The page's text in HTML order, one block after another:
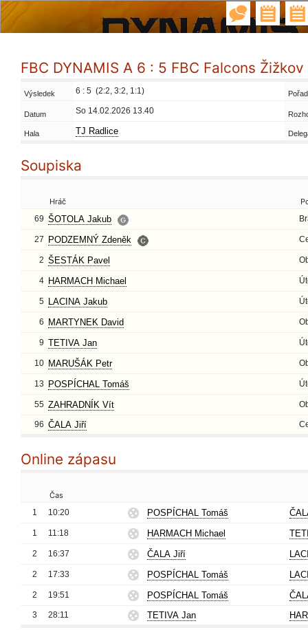
FBC DYNAMIS A 6 : 5 FBC Falcons Žižkov
Výsledek 6 : 5 (2:2, 3:2, 1:1)
Datum So 14.02.2026 13.40
Hala TJ Radlice
Soupiska
Hráč
69 ŠOTOLA Jakub
27 PODZEMNÝ Zdeněk
2 ŠESTÁK Pavel
4 HARMACH Michael
5 LACINA Jakub
6 MARTYNEK David
9 TETIVA Jan
10 MARUŠÁK Petr
13 POSPÍCHAL Tomáš
55 ZAHRADNÍK Vít
96 ČALA Jiří
Online zápasu
Čas
1
10:20 POSPÍCHAL Tomáš
1 11:18 HARMACH Michael
2 16:37 ČALA Jiří
2 17:33 POSPÍCHAL Tomáš
2 19:51 POSPÍCHAL Tomáš
3 28:11 TETIVA Jan